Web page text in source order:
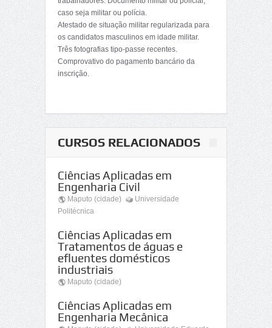
caso seja militar ou polícia.
Atestado de situação militar regularizada para
os candidatos masculinos em idade militar.
Três fotografias tipo-passe recentes.
Comprovativo do pagamento bancário da
inscrição.
CURSOS RELACIONADOS
Ciências Aplicadas em
Engenharia Civil
Maputo (cidade)
Universidade
Politécnica
Ciências Aplicadas em
Tratamentos de águas e
efluentes domésticos
industriais
Maputo (cidade)
Ciências Aplicadas em
Engenharia Mecânica